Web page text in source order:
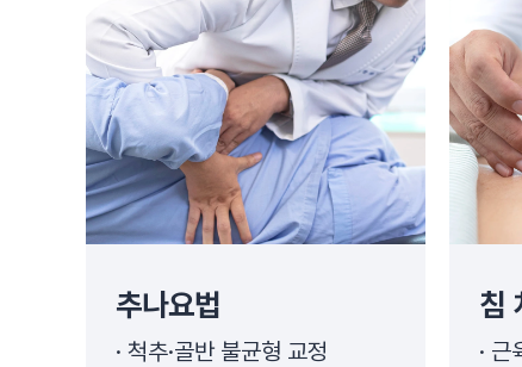
추나요법
척추·골반 불균형 교정
침
근